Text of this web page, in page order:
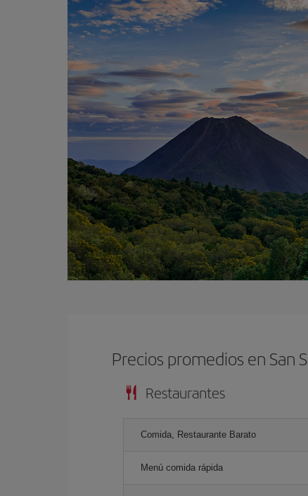
Precios promedios en San
Restaurantes
Comida, Restaurante Barato
Menú comida rápida